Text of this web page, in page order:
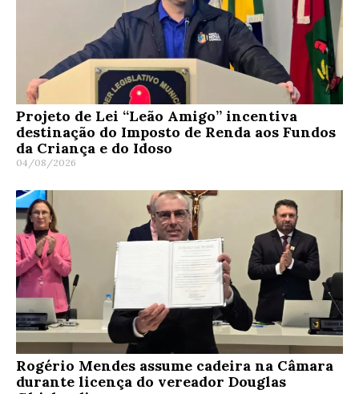
Projeto de Lei “Leão Amigo” incentiva
destinação do Imposto de Renda aos Fundos
da Criança e do Idoso
04/08/2026
Rogério Mendes assume cadeira na Câmara
durante licença do vereador Douglas